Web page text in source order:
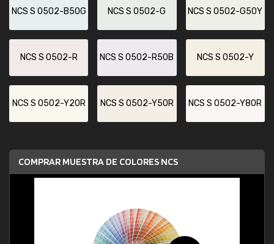
NCS S 0502-B50G NCS S 0502-G NCS S 0502-G50Y
NCS S 0502-R NCS S 0502-R50B NCS S 0502-Y
NCS S 0502-Y20R NCS S 0502-Y50R NCS S 0502-Y80R
COMPRAR MUESTRA DE COLORES NCS